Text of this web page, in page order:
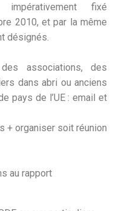
fixé
2010, et par la même
désignés.
associations, des
dans abri ou anciens
pays de l’UE : email et
+ organiser soit réunion
au rapport